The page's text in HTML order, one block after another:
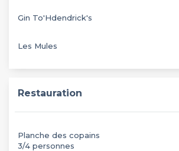
Gin To'Hdendrick's
Les Mules
Restauration
Planche des copains
3/4 personnes